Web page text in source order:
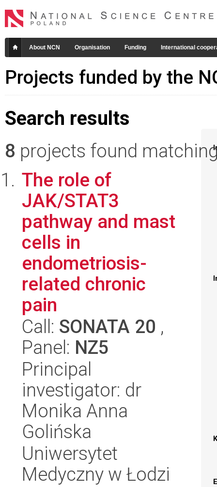
About NCN Organisation Funding International
Projects funded by the
Search results
8 projects found
The role of
JAK/STAT3
pathway and mast
cells in
endometriosis-
related chronic
pain
Call: SONATA 20 ,
Panel: NZ5
Principal
investigator: dr
Monika Anna
Golińska
Uniwersytet
Medyczny w Łodzi